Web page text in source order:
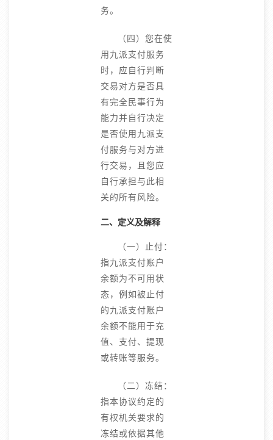
务。
（四）您在使
用九派支付服务
时，应自行判断
交易对方是否具
有完全民事行为
能力并自行决定
是否使用九派支
付服务与对方进
行交易，且您应
自行承担与此相
关的所有风险。
二、定义及解释
（一）止付：
指九派支付账户
余额为不可用状
态，例如被止付
的九派支付账户
余额不能用于充
值、支付、提现
或转账等服务。
（二）冻结：
指本协议约定的
有权机关要求的
冻结或依据其他